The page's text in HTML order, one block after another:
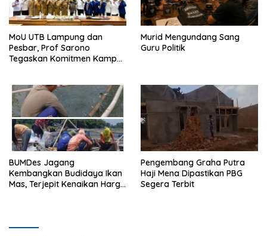
MoU UTB Lampung dan
Pesbar, Prof Sarono
Tegaskan Komitmen Kampus
Murid Mengundang Sang
Guru Politik
BUMDes Jagang
Kembangkan Budidaya Ikan
Mas, Terjepit Kenaikan Harga
Pengembang Graha Putra
Haji Mena Dipastikan PBG
Segera Terbit